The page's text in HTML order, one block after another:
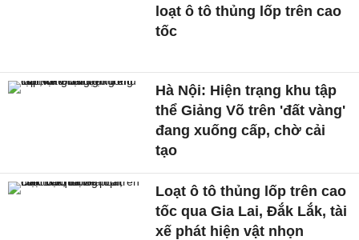
loạt ô tô thủng lốp trên cao
tốc
Hà Nội: Hiện trạng khu tập
thể Giảng Võ trên 'đất vàng'
đang xuống cấp, chờ cải
tạo
Loạt ô tô thủng lốp trên cao
tốc qua Gia Lai, Đắk Lắk, tài
xế phát hiện vật nhọn